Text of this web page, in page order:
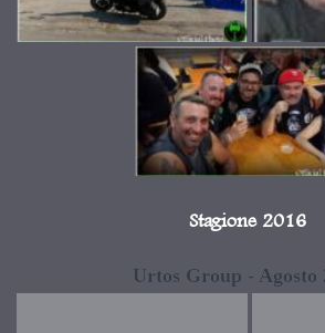
Stagione 2016
Urtos Group - Agosto